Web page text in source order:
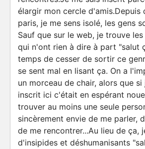
élargir mon cercle d'amis.Depuis
paris, je me sens isolé, les gens
Sauf que sur le web, je trouve
qui n'ont rien à dire à part "salut
temps de cesser de sortir ce
se sent mal en lisant ça. On a
un morceau de chair, alors que si
inscrit ici c'était en espérant
trouver au moins une seule
sincèrement envie de me parler,
de me rencontrer...Au lieu de ça,
d'insipides et déshumanisants